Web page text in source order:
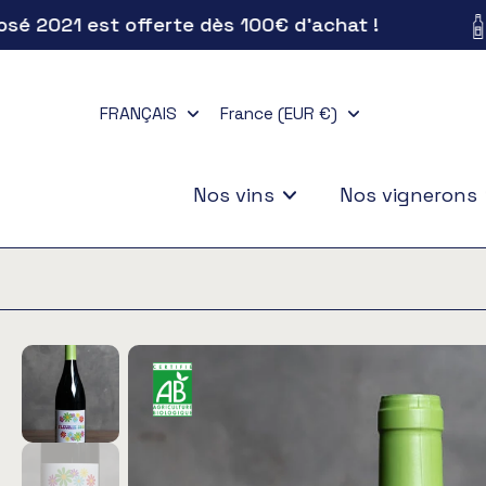
Allerest offerte dès 100€ d'achat !
FRANÇAIS France (EUR €)
Nos vins Nos vignerons
Passer
aux
informations
sur